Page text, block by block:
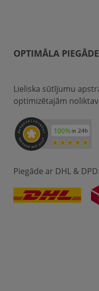
OPTIMĀLA PIEGĀDE
Lieliska sūtījumu
optimizētajām
Piegāde ar DHL & DPD: